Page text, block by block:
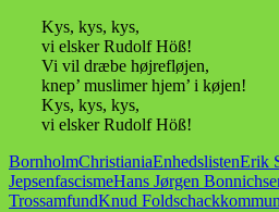
Kys, kys, kys,
vi elsker Rudolf Höß!
Vi vil dræbe højrefløjen,
knep’ muslimer hjem’ i køjen!
Kys, kys, kys,
vi elsker Rudolf Höß!
BornholmChristianiaEnhedslistenErik
JepsenfascismeHans Jørgen
TrossamfundKnud Foldschack